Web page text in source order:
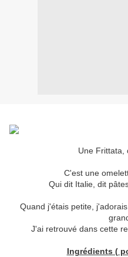
Une Frittata,
C'est une
Qui dit Italie, dit
Quand j'étais petite,
J'ai retrouvé dans cette
Ingrédients (